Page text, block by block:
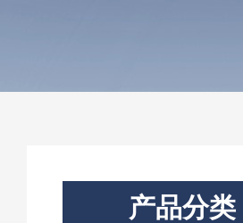
产品分类